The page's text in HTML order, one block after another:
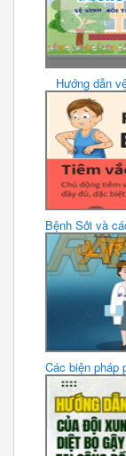
Hướng dẫn
Bệnh Sởi và
Các biện pháp